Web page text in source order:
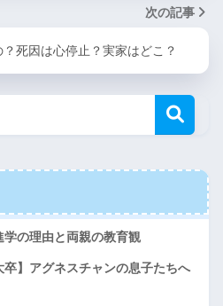
次の記事
死因は心停止？実家はどこ？
の理由と両親の教育観
卒】アグネスチャンの息子たちへ